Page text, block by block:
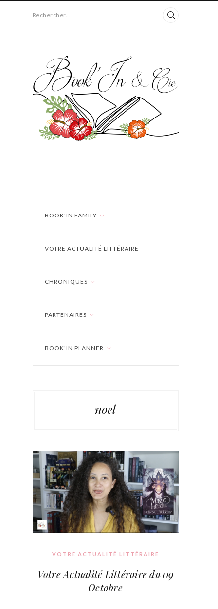
Rechercher...
BOOK'IN FAMILY
VOTRE ACTUALITÉ LITTÉRAIRE
CHRONIQUES
PARTENAIRES
BOOK'IN PLANNER
noel
VOTRE ACTUALITÉ LITTÉRAIRE
Votre Actualité Littéraire du 09
Octobre